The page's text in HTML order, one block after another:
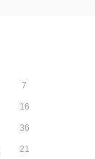
7
16
36
21